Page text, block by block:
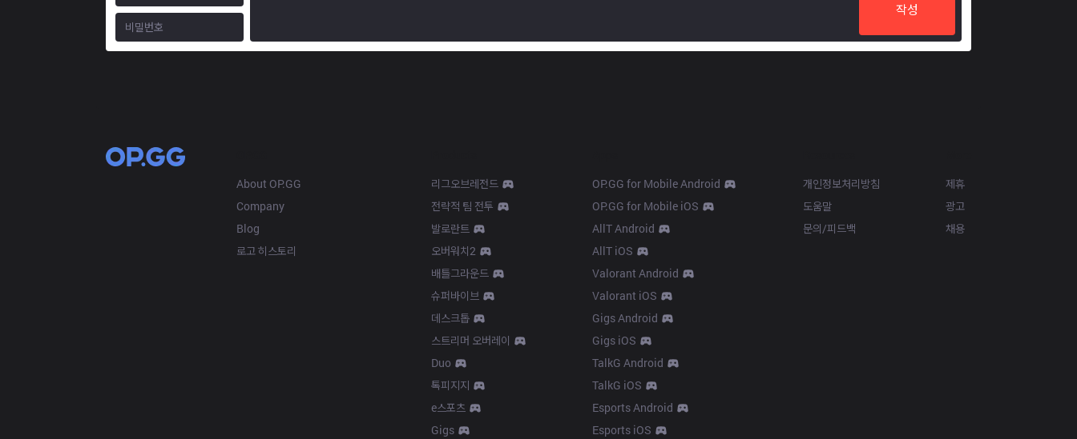
작성
About OP.GG
Company
Blog
로고 히스토리
리그오브레전드
전략적 팀 전투
발로란트
오버워치2
배틀그라운드
슈퍼바이브
데스크톱
스트리머 오버레이
Duo
톡피지지
e스포츠
Gigs
OP.GG for Mobile Android
OP.GG for Mobile iOS
AllT Android
AllT iOS
Valorant Android
Valorant iOS
Gigs Android
Gigs iOS
TalkG Android
TalkG iOS
Esports Android
Esports iOS
개인정보처리방침
도움말
문의/피드백
제휴
광고
채용